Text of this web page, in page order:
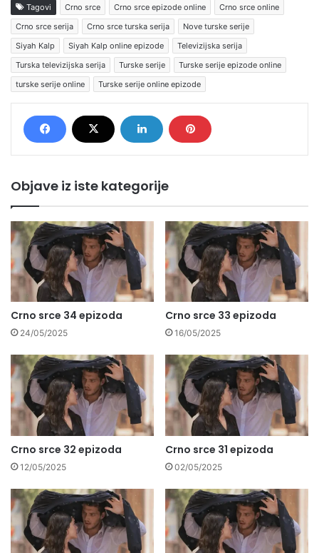
Tagovi Crno srce Crno srce epizode online
Crno srce online
Crno srce serija
Crno srce turska serija
Nove turske serije
Siyah Kalp
Siyah Kalp online epizode
Televizijska serija
Turska televizijska serija
Turske serije
Turske serije epizode online
turske serije online
Turske serije online epizode
Objave iz iste kategorije
Crno srce 34 epizoda
24/05/2025
Crno srce 33 epizoda
16/05/2025
Crno srce 32 epizoda
12/05/2025
Crno srce 31 epizoda
02/05/2025